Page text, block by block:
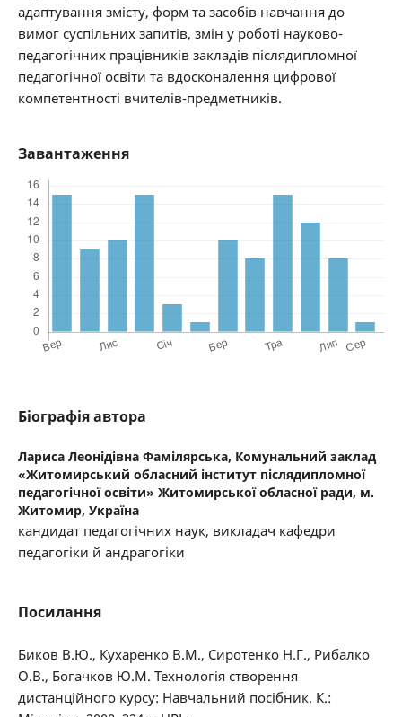
адаптування змісту, форм та засобів навчання до
вимог суспільних запитів, змін у роботі науково-
педагогічних працівників закладів післядипломної
педагогічної освіти та вдосконалення цифрової
компетентності вчителів-предметників.
Завантаження
Біографія автора
Лариса Леонідівна Фамілярська, Комунальний заклад
«Житомирський обласний інститут післядипломної
педагогічної освіти» Житомирської обласної ради, м.
Житомир, Україна
кандидат педагогічних наук, викладач кафедри
педагогіки й андрагогіки
Посилання
Биков В.Ю., Кухаренко В.М., Сиротенко Н.Г., Рибалко
О.В., Богачков Ю.М. Технологія створення
дистанційного курсу: Навчальний посібник. К.: